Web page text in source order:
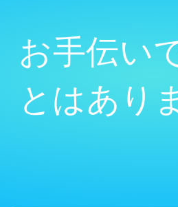
お手伝い
とはあり